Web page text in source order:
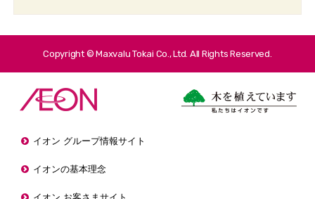
Copyright © Maxvalu Tokai Co., Ltd. All Rights Reserved.
イオン グループ情報サイト
イオンの基本理念